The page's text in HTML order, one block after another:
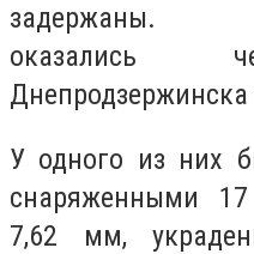
задержаны.
оказались
Днепродзержинска
У одного из них
снаряженными
7,62 мм,